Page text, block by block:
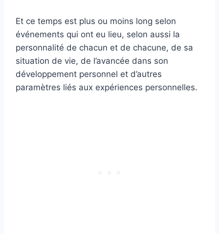
Et ce temps est plus ou moins long selon
événements qui ont eu lieu, selon aussi la
personnalité de chacun et de chacune, de sa
situation de vie, de l’avancée dans son
développement personnel et d’autres
paramètres liés aux expériences personnelles.